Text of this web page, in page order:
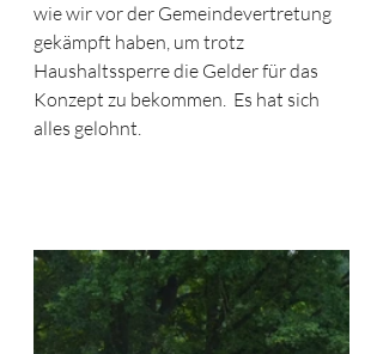
wie wir vor der Gemeindevertretung
gekämpft haben, um trotz
Haushaltssperre die Gelder für das
Konzept zu bekommen.  Es hat sich
alles gelohnt.